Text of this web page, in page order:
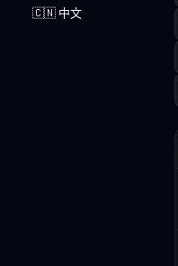
🇨🇳 中文